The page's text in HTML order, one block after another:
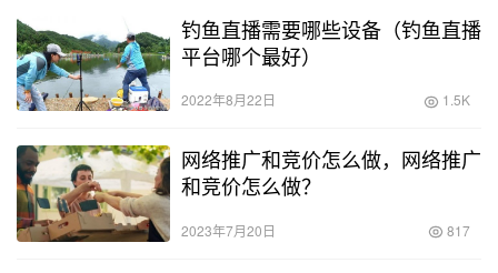
钓鱼直播需要哪些设备（钓鱼直播
平台哪个最好）
2022年8月22日 1.5K
网络推广和竞价怎么做，网络推广
和竞价怎么做？
2023年7月20日 817